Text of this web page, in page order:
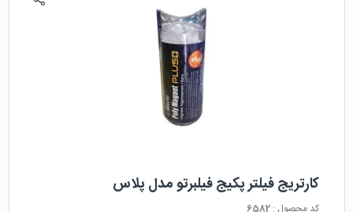
کارتریج فیلتر پکیج فیلبرتو مدل پلاس
کد محصول : 6582